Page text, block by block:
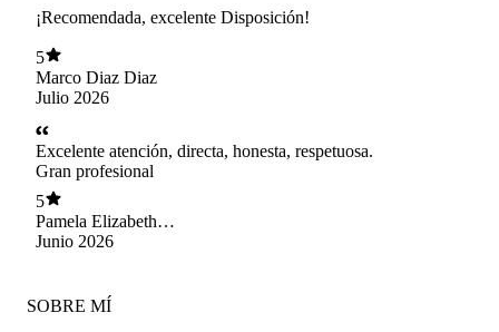
¡Recomendada, excelente Disposición!
5
Marco Diaz Diaz
Julio 2026
Excelente atención, directa, honesta, respetuosa.
Gran profesional
5
Pamela Elizabeth
Zárate Valladares
Junio 2026
SOBRE MÍ